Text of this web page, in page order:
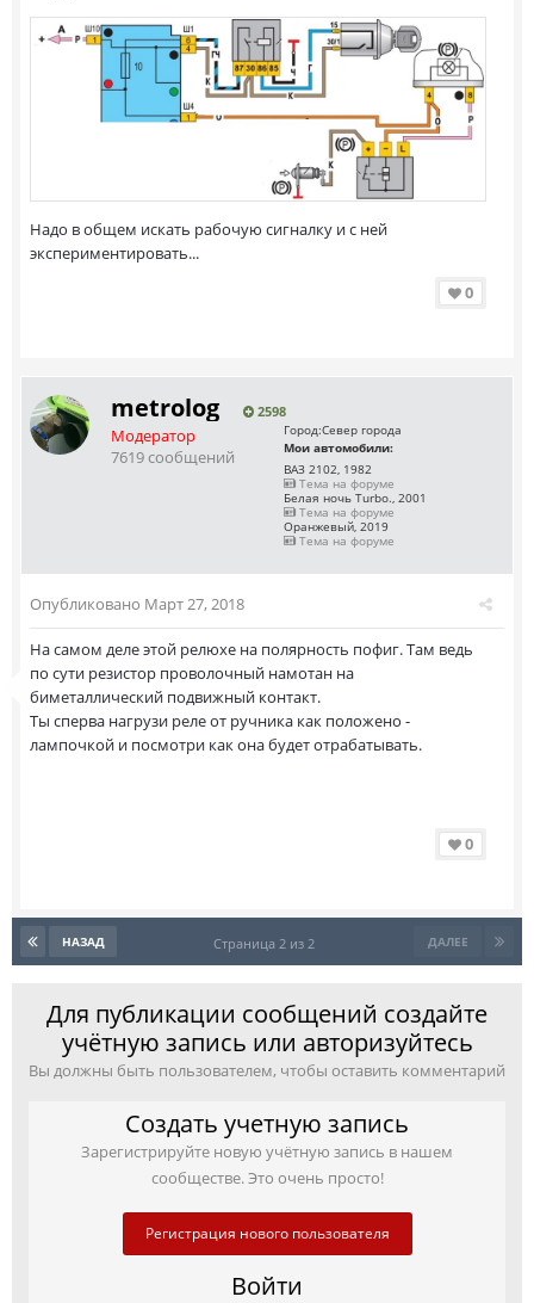
Надо в общем искать рабочую сигналку и с ней
экспериментировать...
0
metrolog 2598
Модератор
7619 сообщений
Город:Север города
Мои автомобили:
ВАЗ 2102, 1982
Тема на форуме
Белая ночь Turbo., 2001
Тема на форуме
Оранжевый, 2019
Тема на форуме
Опубликовано Март 27, 2018
На самом деле этой релюхе на полярность пофиг. Там ведь
по сути резистор проволочный намотан на
биметаллический подвижный контакт.
Ты сперва нагрузи реле от ручника как положено -
лампочкой и посмотри как она будет отрабатывать.
0
НАЗАД ДАЛЕЕ
Страница 2 из 2
Для публикации сообщений создайте
учётную запись или авторизуйтесь
Вы должны быть пользователем, чтобы оставить комментарий
Создать учетную запись
Зарегистрируйте новую учётную запись в нашем
сообществе. Это очень просто!
Регистрация нового пользователя
Войти